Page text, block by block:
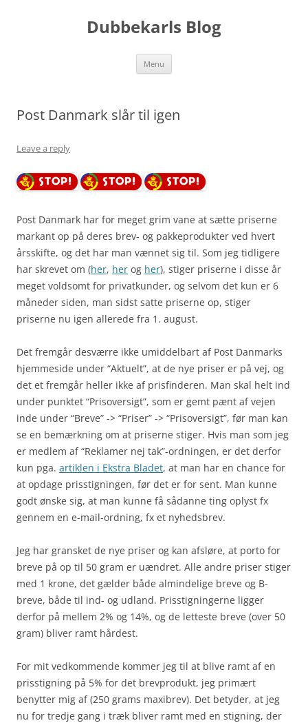
Dubbekarls Blog
Menu
Post Danmark slår til igen
Leave a reply
Post Danmark har for meget grim vane at sætte priserne
markant op på deres brev- og pakkeprodukter ved hvert
årsskifte, og det har man vænnet sig til. Som jeg tidligere
har skrevet om (her, her og her), stiger priserne i disse år
meget voldsomt for privatkunder, og selvom det kun er 6
måneder siden, man sidst satte priserne op, stiger
priserne nu igen allerede fra 1. august.
Det fremgår desværre ikke umiddelbart af Post Danmarks
hjemmeside under “Aktuelt”, at de nye priser er på vej, og
det et fremgår heller ikke af prisfinderen. Man skal helt ind
under punktet “Prisoversigt”, som er gemt pænt af vejen
inde under “Breve” -> “Priser” -> “Prisoversigt”, før man kan
se en bemærkning om at priserne stiger. Hvis man som jeg
er medlem af “Reklamer nej tak”-ordningen, er det derfor
kun pga. artiklen i Ekstra Bladet, at man har en chance for
at opdage prisstigningen, før det er for sent. Man kunne
godt ønske sig, at man kunne få sådanne ting oplyst fx
gennem en e-mail-ordning, fx et nyhedsbrev.
Jeg har gransket de nye priser og kan afsløre, at porto for
breve på op til 50 gram er uændret. Alle andre priser stiger
med 1 krone, det gælder både almindelige breve og B-
breve, både til ind- og udland. Prisstigningerne ligger
derfor på mellem 2% og 14%, og de letteste breve (over 50
gram) bliver ramt hårdest.
For mit vedkommende kommer jeg til at blive ramt af en
prisstigning på 5% for det brevprodukt, jeg primært
benytter mig af (250 grams maxibrev). Det betyder, at jeg
nu for tredje gang i træk bliver ramt med en stigning, der